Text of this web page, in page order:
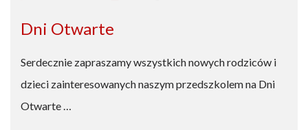
Dni Otwarte
Serdecznie zapraszamy wszystkich nowych rodziców i
dzieci zainteresowanych naszym przedszkolem na Dni
Otwarte …